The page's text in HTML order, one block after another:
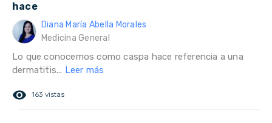
hace
Diana María Abella Morales
Medicina General
Lo que conocemos como caspa hace referencia a una
dermatitis... Leer más
remove_red_eye 163 vistas